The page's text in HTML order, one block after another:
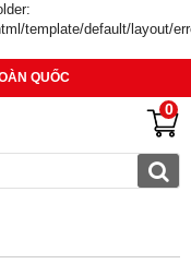
template/default/layout/
QUỐC
0